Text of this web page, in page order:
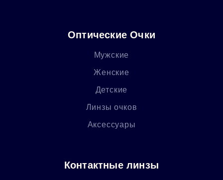
Оптические Очки
Мужские
Женские
Детские
Линзы очков
Аксессуары
Контактные линзы